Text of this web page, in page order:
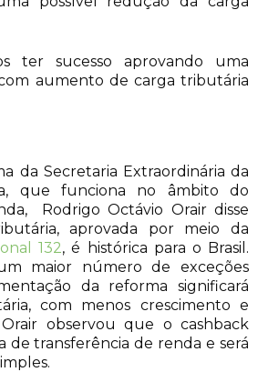
ter sucesso aprovando uma
aumento de carga tributária
da Secretaria Extraordinária da
que funciona no âmbito do
Rodrigo Octávio Orair disse
aprovada por meio da
132, é histórica para o Brasil.
maior número de exceções
da reforma significará
com menos crescimento e
observou que o cashback
de transferência de renda e será